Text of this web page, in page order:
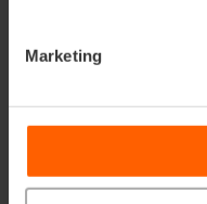
Marketing
Non sembrano affatto